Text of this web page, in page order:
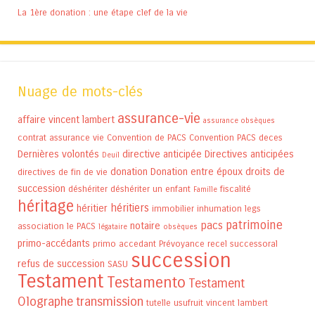
La 1ère donation : une étape clef de la vie
Nuage de mots-clés
affaire vincent lambert assurance-vie assurance obsèques
contrat assurance vie Convention de PACS Convention PACS deces
Dernières volontés Deuil directive anticipée Directives anticipées
directives de fin de vie donation Donation entre époux droits de
succession déshériter déshériter un enfant Famille fiscalité
héritage héritier héritiers immobilier inhumation legs
association le PACS légataire notaire obsèques pacs patrimoine
primo-accédants primo accedant Prévoyance recel successoral
refus de succession SASU succession
Testament Testamento Testament
Olographetransmission tutelle usufruit vincent lambert